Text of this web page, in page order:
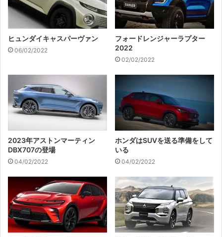
ヒュンダイキャスパーヴァン
06/02/2022
フォードレンジャーラプター
2022
02/02/2022
2023年アストンマーティン
DBX707の登場
04/02/2022
ホンダはSUVを送る準備をして
いる
04/02/2022